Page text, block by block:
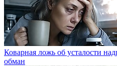
Коварная ложь об усталости
обман